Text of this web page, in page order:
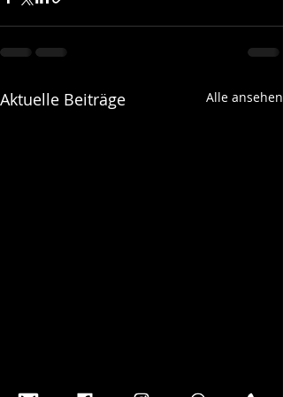
Aktuelle Beiträge Alle ansehen